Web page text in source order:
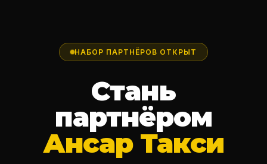
НАБОР ПАРТНЁРОВ ОТКРЫТ
Стань
партнёром
Ансар Такси